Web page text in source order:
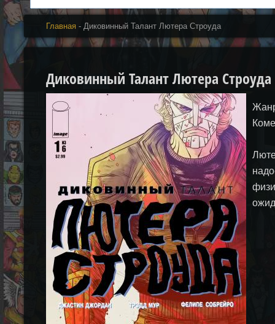
Главная - Диковинный Талант Лютера Строуда
Диковинный Талант Лютера